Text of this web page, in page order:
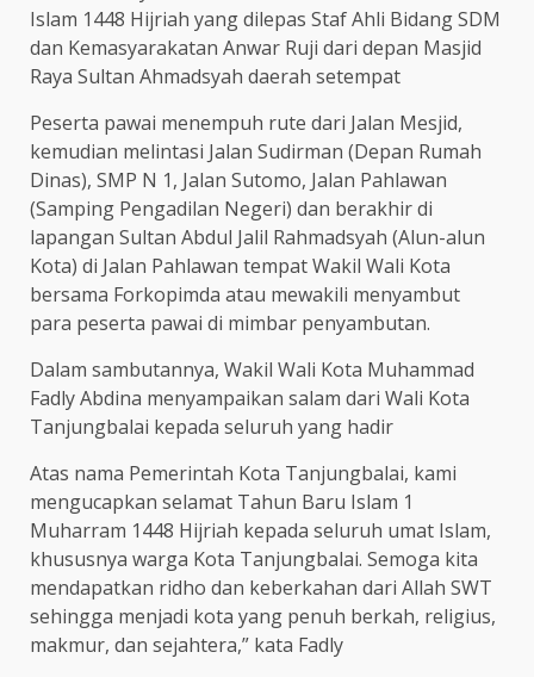
Islam 1448 Hijriah yang dilepas Staf Ahli Bidang SDM
dan Kemasyarakatan Anwar Ruji dari depan Masjid
Raya Sultan Ahmadsyah daerah setempat
Peserta pawai menempuh rute dari Jalan Mesjid,
kemudian melintasi Jalan Sudirman (Depan Rumah
Dinas), SMP N 1, Jalan Sutomo, Jalan Pahlawan
(Samping Pengadilan Negeri) dan berakhir di
lapangan Sultan Abdul Jalil Rahmadsyah (Alun-alun
Kota) di Jalan Pahlawan tempat Wakil Wali Kota
bersama Forkopimda atau mewakili menyambut
para peserta pawai di mimbar penyambutan.
Dalam sambutannya, Wakil Wali Kota Muhammad
Fadly Abdina menyampaikan salam dari Wali Kota
Tanjungbalai kepada seluruh yang hadir
Atas nama Pemerintah Kota Tanjungbalai, kami
mengucapkan selamat Tahun Baru Islam 1
Muharram 1448 Hijriah kepada seluruh umat Islam,
khususnya warga Kota Tanjungbalai. Semoga kita
mendapatkan ridho dan keberkahan dari Allah SWT
sehingga menjadi kota yang penuh berkah, religius,
makmur, dan sejahtera,” kata Fadly